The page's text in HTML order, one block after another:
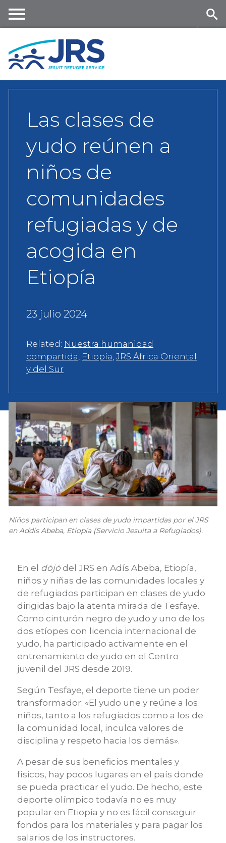
content
nu
Las clases de
yudo reúnen a
niños de
comunidades
refugiadas y de
acogida en
Etiopía
23 julio 2024
Related: Nuestra humanidad
compartida, Etiopía,JRS África Oriental
y del Sur
Niños participan en clases de yudo impartidas por el JRS
en Addis Abeba, Etiopía (Servicio Jesuita a Refugiados).
En el dōjō del JRS en Adís Abeba, Etiopía,
niños y niñas de las comunidades locales y
de refugiados participan en clases de yudo
dirigidas bajo la atenta mirada de Tesfaye.
Como cinturón negro de yudo y uno de los
dos etíopes con licencia internacional de
yudo, ha participado activamente en el
entrenamiento de yudo en el Centro
juvenil del JRS desde 2019.
Según Tesfaye, el deporte tiene un poder
transformador: «El yudo une y reúne a los
niños, tanto a los refugiados como a los de
la comunidad local, inculca valores de
disciplina y respeto hacia los demás».
A pesar de sus beneficios mentales y
físicos, hay pocos lugares en el país donde
se pueda practicar el yudo. De hecho, este
deporte olímpico todavía no es muy
popular en Etiopía y no es fácil conseguir
fondos para los materiales y para pagar los
salarios de los instructores.